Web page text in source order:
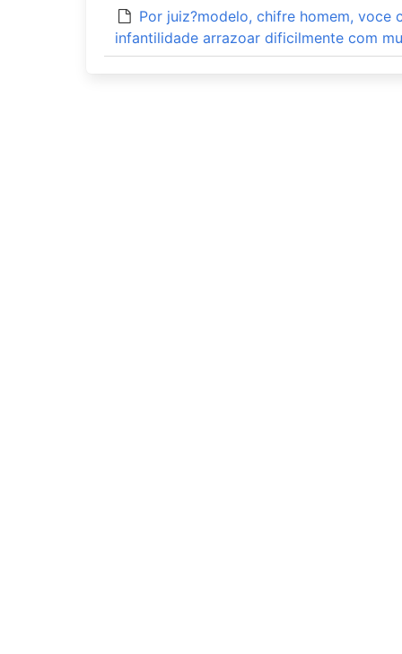
Por juiz?modelo, chifre homem, voce
infantilidade arrazoar dificilmente com